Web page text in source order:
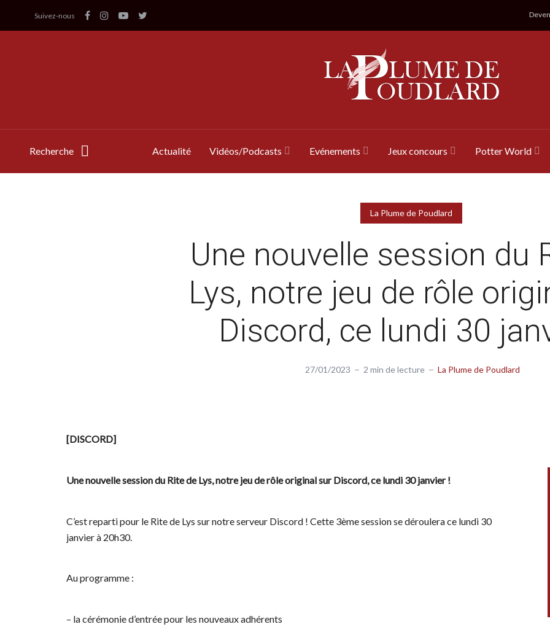
Suivez-nous
Recherche Actualité Vidéos/Podcasts Evénements Jeux concours Potter World
La Plume de Poudlard
Une nouvelle session du
Lys, notre jeu de rôle
Discord, ce lundi 30
27/01/2023 2 min de lecture La Plume de Poudlard
[DISCORD]
Une nouvelle session du Rite de Lys, notre jeu de rôle original sur Discord, ce lundi 30 janvier !
C’est reparti pour le Rite de Lys sur notre serveur Discord ! Cette 3ème session se déroulera ce lundi 30
janvier à 20h30.
Au programme :
– la cérémonie d’entrée pour les nouveaux adhérents